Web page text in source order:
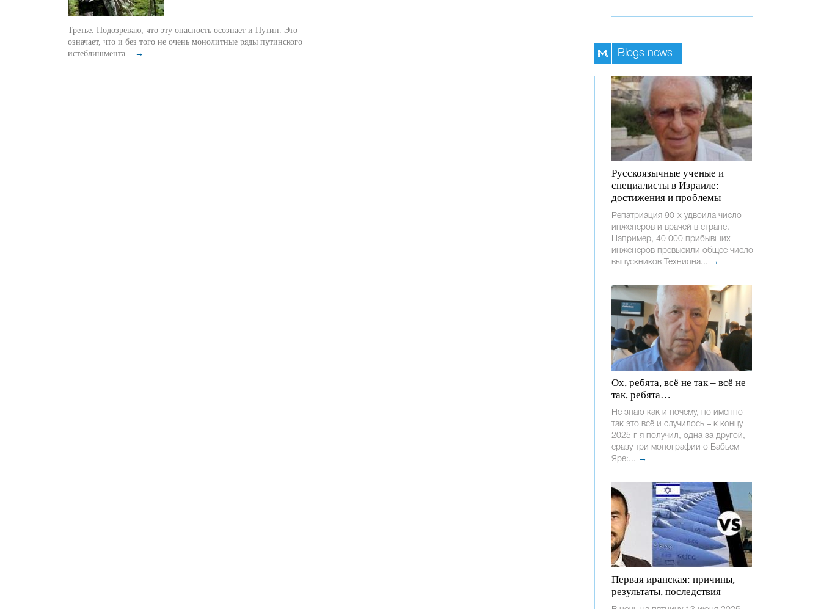
Третье. Подозреваю, что эту опасность осознает и Путин. Это
означает, что и без того не очень монолитные ряды путинского
истеблишмента... → Blogs news
Русскоязычные ученые и
специалисты в Израиле:
достижения и проблемы
Репатриация 90-х удвоила число
инженеров и врачей в стране.
Например, 40 000 прибывших
инженеров превысили общее число
выпускников Техниона... →
Ох, ребята, всё не так – всё не
так, ребята…
Не знаю как и почему, но именно
так это всё и случилось – к концу
2025 г я получил, одна за другой,
сразу три монографии о Бабьем
Яре:... →
Первая иранская: причины,
результаты, последствия